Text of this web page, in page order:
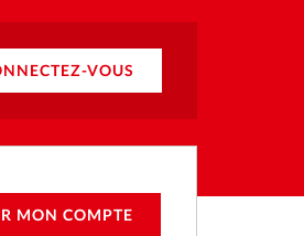
VOUS
MON COMPTE